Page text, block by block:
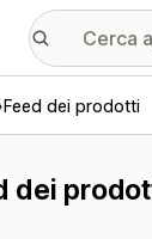
Feed dei prodotti
dei